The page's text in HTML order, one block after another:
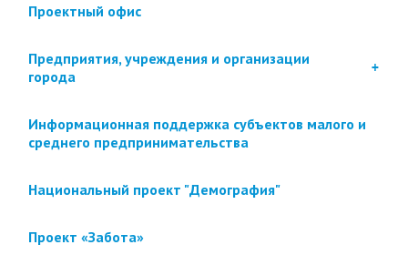
Проектный офис
Предприятия, учреждения и организации
города
Информационная поддержка субъектов малого и
среднего предпринимательства
Национальный проект "Демография"
Проект «Забота»